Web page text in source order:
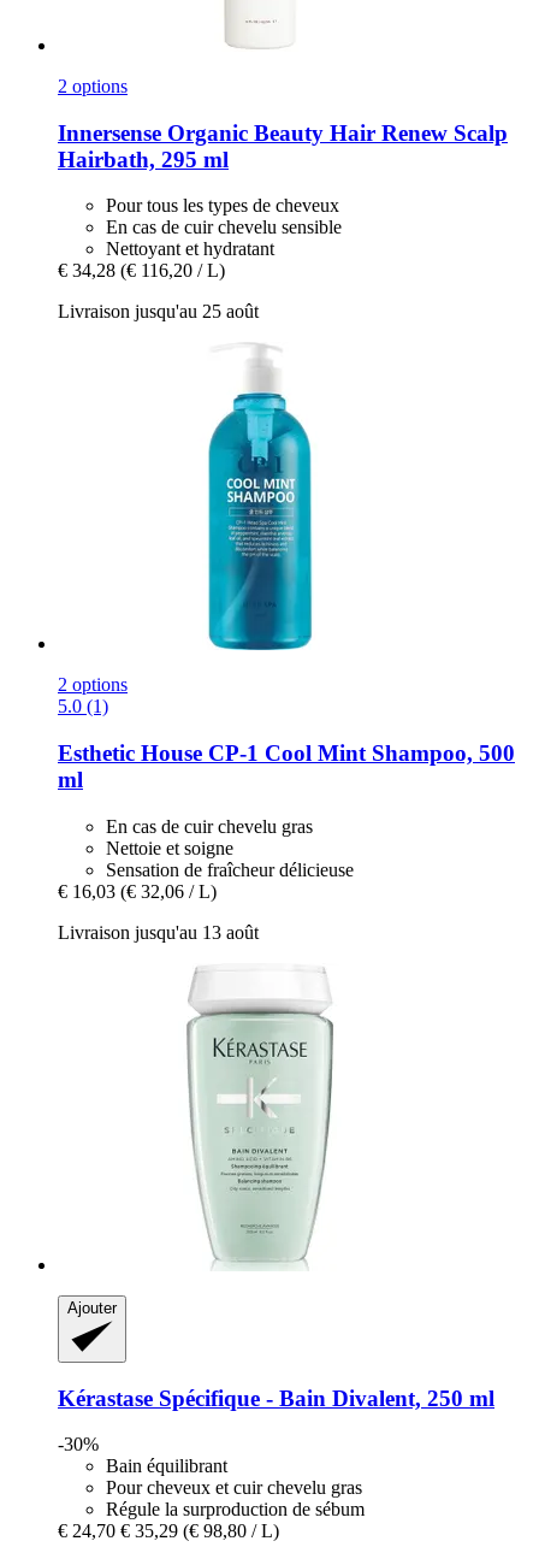
2 options
Innersense Organic Beauty Hair Renew Scalp
Hairbath, 295 ml
Pour tous les types de cheveux
En cas de cuir chevelu sensible
Nettoyant et hydratant
€ 34,28 (€ 116,20 / L)
Livraison jusqu'au 25 août
2 options
5.0 (1)
Esthetic House CP-​1 Cool Mint Shampoo, 500
ml
En cas de cuir chevelu gras
Nettoie et soigne
Sensation de fraîcheur délicieuse
€ 16,03 (€ 32,06 / L)
Livraison jusqu'au 13 août
Ajouter
Kérastase Spécifique -​ Bain Divalent, 250 ml
-30%
Bain équilibrant
Pour cheveux et cuir chevelu gras
Régule la surproduction de sébum
€ 24,70 € 35,29 (€ 98,80 / L)